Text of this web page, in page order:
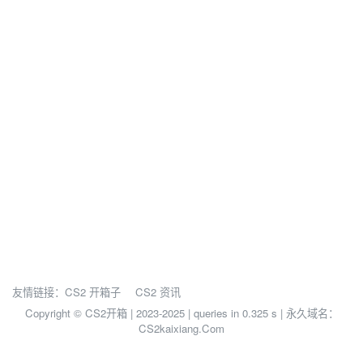
友情链接： CS2 开箱子
CS2 资讯
Copyright © CS2开箱 | 2023-2025 | queries in 0.325 s | 永久域名：
CS2kaixiang.Com